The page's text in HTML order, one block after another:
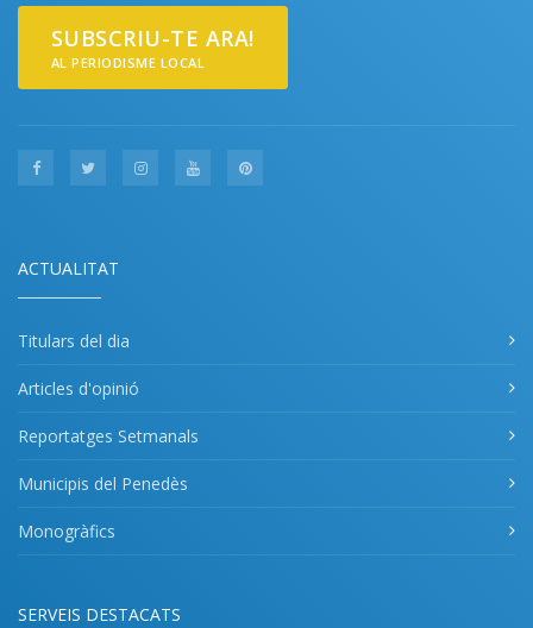
SUBSCRIU-TE ARA!
AL PERIODISME LOCAL
ACTUALITAT
Titulars del dia
Articles d'opinió
Reportatges Setmanals
Municipis del Penedès
Monogràfics
SERVEIS DESTACATS